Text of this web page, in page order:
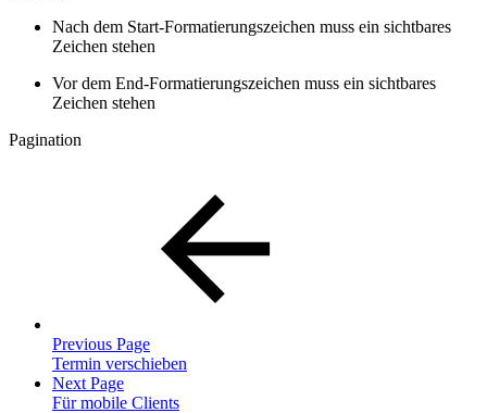
Nach dem Start-Formatierungszeichen muss ein sichtbares
Zeichen stehen
Vor dem End-Formatierungszeichen muss ein sichtbares
Zeichen stehen
Pagination
Previous Page
Termin verschieben
Next Page
Für mobile Clients